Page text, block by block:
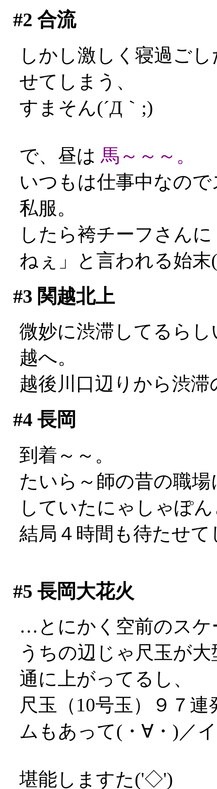
#2 合流
しかし激しく寝過ご
せてしまう、
すまそん(´Д｀;)
で、昼は 馬～～～。
いつもは仕事中なの
私服。
したら袴チーフさん
ねぇ」と言われる始末
#3 関越北上
微妙に渋滞してるら
越へ。
越後川口辺りから渋
#4長岡
到着～～。
たいら～師の昔の職
していたにゃしゃぽ
結局４時間も待たせ
#5 長岡大花火
…とにかく空前のスケ
うちの辺じゃ尺玉が
通に上がってるし、
尺玉（10号玉）９７
ムもあって(・∀・)／
堪能しますた('◇')ゞ